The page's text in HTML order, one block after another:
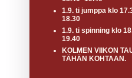
1.9. ti jumppa klo
18.30
1.9. ti spinning klo
19.40
KOLMEN VIIKON
TÄHÄN KOHTAAN.